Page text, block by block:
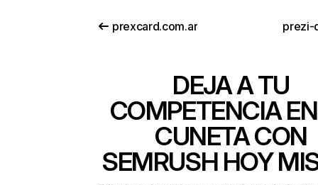
prexcard.com.ar prezi-
DEJA A TU
COMPETENCIA
CUNETA CON
SEMRUSH HOY